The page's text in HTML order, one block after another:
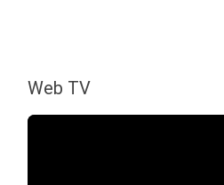
Web TV